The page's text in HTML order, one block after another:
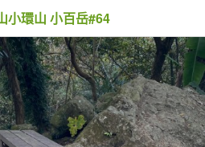
小環山 小百岳#64